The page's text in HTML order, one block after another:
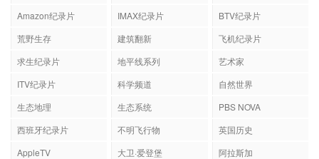
Amazon纪录片
IMAX纪录片
BTV纪录片
荒野生存
建筑翻新
飞机纪录片
求生纪录片
地平线系列
艺术家
ITV纪录片
科学频道
自然世界
生态地理
生态系统
PBS NOVA
西班牙纪录片
不明飞行物
英国历史
AppleTV
大卫·爱登堡
阿拉斯加